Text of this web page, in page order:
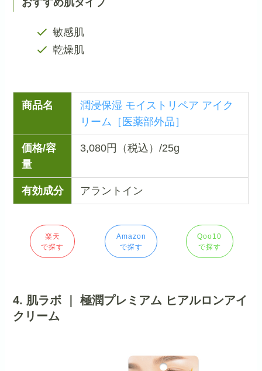
敏感肌
乾燥肌
商品名
潤浸保湿 モイストリペア アイク
リーム［医薬部外品］
価格/容
量
3,080円（税込）/25g
有効成分 アラントイン
楽天
で探す
Amazon
で探す
Qoo10
で探す
4. 肌ラボ ｜ 極潤プレミアム ヒアルロンアイ
クリーム